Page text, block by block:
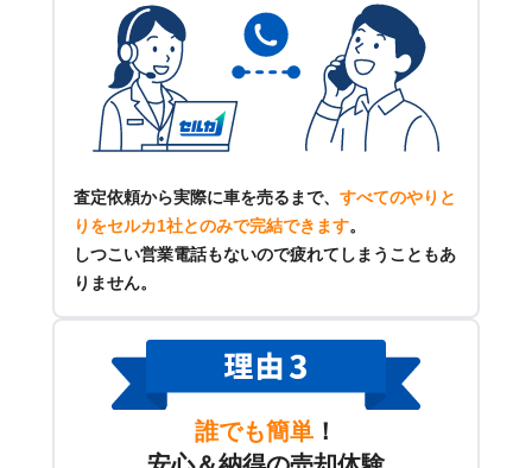
査定依頼から実際に車を売るまで、 すべてのやりと
りをセルカ1社とのみで完結できます。
しつこい営業電話もないので疲れてしまうこともあ
りません。
誰でも簡単 ！